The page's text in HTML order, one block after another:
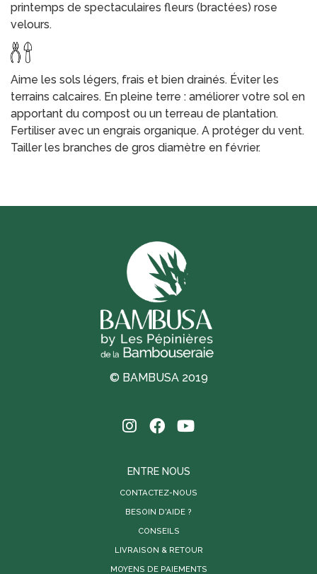
printemps de spectaculaires fleurs (bractées) rose
velours.
Aime les sols légers, frais et bien drainés. Éviter les
terrains calcaires. En pleine terre : améliorer votre sol en
apportant du compost ou un terreau de plantation.
Fertiliser avec un engrais organique. A protéger du vent.
Tailler les branches de gros diamètre en février.
© BAMBUSA 2019
ENTRE NOUS
CONTACTEZ-NOUS
BESOIN D'AIDE ?
CONSEILS
LIVRAISON & RETOUR
MOYENS DE PAIEMENTS